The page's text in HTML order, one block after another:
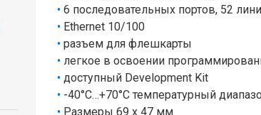
6 последовательных портов, 52
Ethernet 10/100
разъем для флешкарты
легкое в освоении
доступный Development Kit
-40°C…+70°C температурный
Размеры 69 x 47 мм